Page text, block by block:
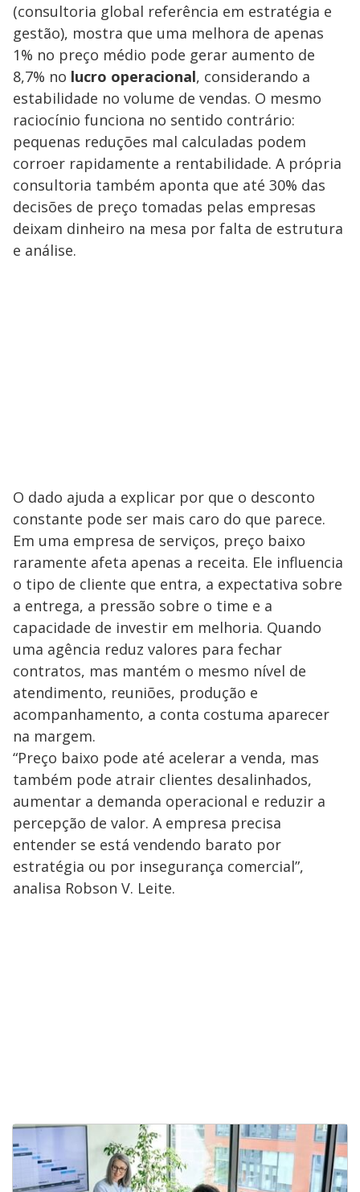
(consultoria global referência em estratégia e
gestão), mostra que uma melhora de apenas
1% no preço médio pode gerar aumento de
8,7% no lucro operacional, considerando a
estabilidade no volume de vendas. O mesmo
raciocínio funciona no sentido contrário:
pequenas reduções mal calculadas podem
corroer rapidamente a rentabilidade. A própria
consultoria também aponta que até 30% das
decisões de preço tomadas pelas empresas
deixam dinheiro na mesa por falta de estrutura
e análise.
O dado ajuda a explicar por que o desconto
constante pode ser mais caro do que parece.
Em uma empresa de serviços, preço baixo
raramente afeta apenas a receita. Ele influencia
o tipo de cliente que entra, a expectativa sobre
a entrega, a pressão sobre o time e a
capacidade de investir em melhoria. Quando
uma agência reduz valores para fechar
contratos, mas mantém o mesmo nível de
atendimento, reuniões, produção e
acompanhamento, a conta costuma aparecer
na margem.
“Preço baixo pode até acelerar a venda, mas
também pode atrair clientes desalinhados,
aumentar a demanda operacional e reduzir a
percepção de valor. A empresa precisa
entender se está vendendo barato por
estratégia ou por insegurança comercial”,
analisa Robson V. Leite.